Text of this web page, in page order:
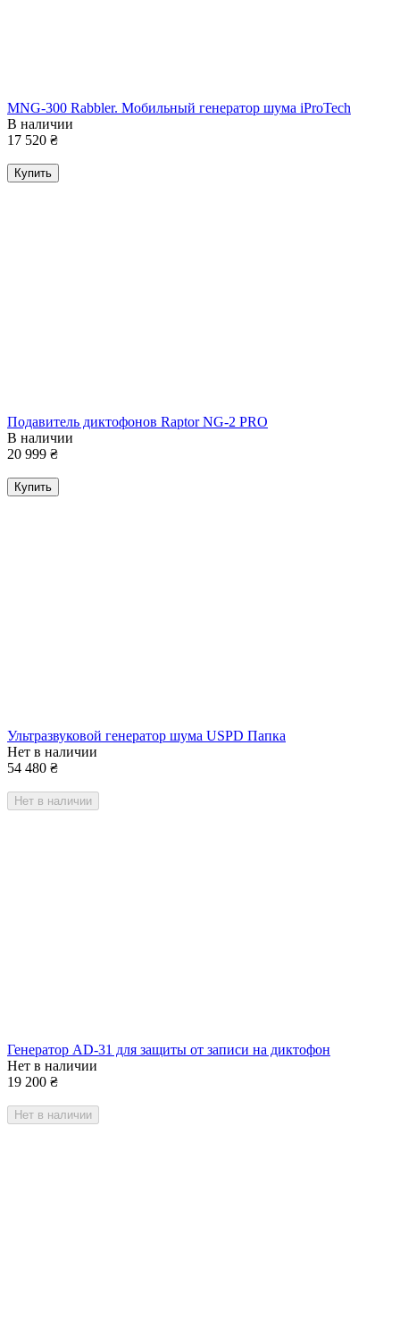
MNG-300 Rabbler. Мобильный генератор шума iProTech
В наличии
17 520 ₴
Купить
Подавитель диктофонов Raptor NG-2 PRO
В наличии
20 999 ₴
Купить
Ультразвуковой генератор шума USPD Папка
Нет в наличии
54 480 ₴
Нет в наличии
Генератор AD-31 для защиты от записи на диктофон
Нет в наличии
19 200 ₴
Нет в наличии